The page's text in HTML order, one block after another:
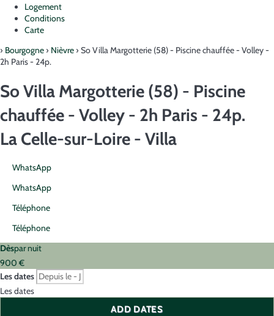
Logement
Conditions
Carte
› Bourgogne › Nièvre › So Villa Margotterie (58) - Piscine chauffée - Volley -
2h Paris - 24p.
So Villa Margotterie (58) - Piscine
chauffée - Volley - 2h Paris - 24p.
La Celle-sur-Loire - Villa
WhatsApp
WhatsApp
Téléphone
Téléphone
Dèspar nuit
900 €
Les dates
Les dates
ADD DATES